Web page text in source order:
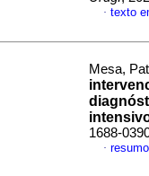
· texto
Mesa,
1688-
·